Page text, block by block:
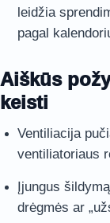
leidžia
pagal
Aiškūs
keisti
Ventiliacija
ventiliatoriaus
Įjungus
drėgmės ar